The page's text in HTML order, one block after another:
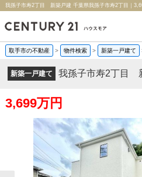
取手市の不動産 > 物件検索 > 新築一戸建て
新築一戸建て 我孫子市寿2丁目
3,699万円